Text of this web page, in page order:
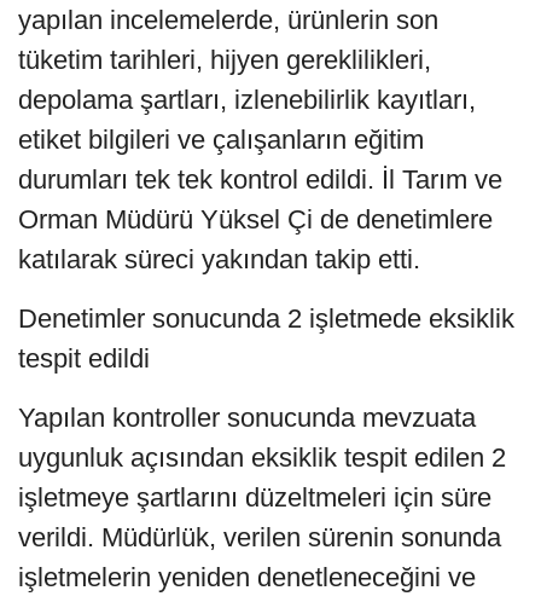
yapılan incelemelerde, ürünlerin son
tüketim tarihleri, hijyen gereklilikleri,
depolama şartları, izlenebilirlik kayıtları,
etiket bilgileri ve çalışanların eğitim
durumları tek tek kontrol edildi. İl Tarım ve
Orman Müdürü Yüksel Çi de denetimlere
katılarak süreci yakından takip etti.
Denetimler sonucunda 2 işletmede eksiklik
tespit edildi
Yapılan kontroller sonucunda mevzuata
uygunluk açısından eksiklik tespit edilen 2
işletmeye şartlarını düzeltmeleri için süre
verildi. Müdürlük, verilen sürenin sonunda
işletmelerin yeniden denetleneceğini ve